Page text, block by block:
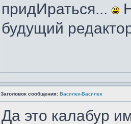
придИраться...
будущий
Заголовок сообщения: Василек-Василек
Да это калабур